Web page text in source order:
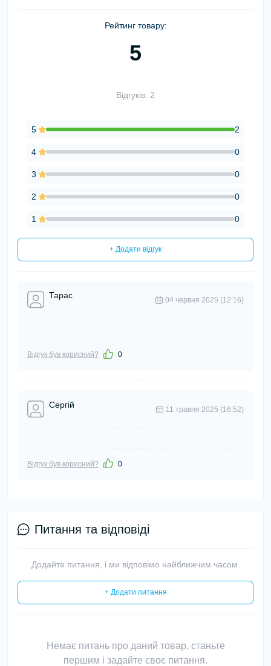
Рейтинг товару:
5
Відгуків: 2
5 2
4 0
3 0
2 0
1 0
+ Додати відгук
Тарас 04 червня 2025 (12:16)
Відгук був корисний? 0
Сергій 11 травня 2025 (16:52)
Відгук був корисний? 0
Питання та відповіді
Додайте питання, і ми відповімо найближчим часом.
+ Додати питання
Немає питань про даний товар, станьте
першим і задайте своє питання.